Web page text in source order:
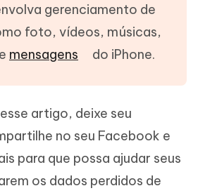
gerenciamento de
foto, vídeos, músicas,
e mensagens do iPhone.
artigo, deixe seu
no seu Facebook e
para que possa ajudar seus
os dados perdidos de